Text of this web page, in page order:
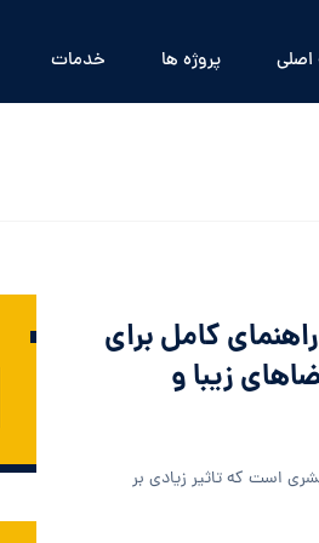
پروژه ها خدمات
کامل برای
زیبا و
است که تاثیر زیادی بر